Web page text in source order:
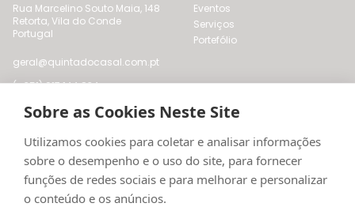
Rua Marcelino Souto Maia, 148
Retorta, Vila do Conde
Portugal
geral@quintadocasal.com.pt
(+351) 917 144 834
nacional)
Eventos
Serviços
Portefólio
Institucional
Informação Ano Novo 24/25
Sobre nós
Sobre as Cookies Neste Site
Utilizamos cookies para coletar e analisar informações
sobre o desempenho e o uso do site, para fornecer
funções de redes sociais e para melhorar e personalizar
o conteúdo e os anúncios.